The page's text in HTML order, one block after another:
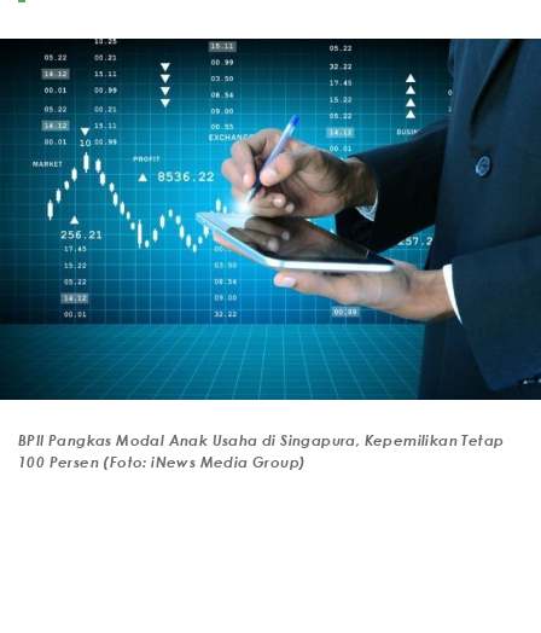
BPII Pangkas Modal Anak Usaha di Singapura, Kepemilikan Tetap
100 Persen (Foto: iNews Media Group)